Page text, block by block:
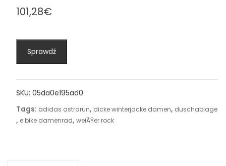
101,28€
Sprawdź
SKU: 05da0e195ad0
Tags: adidas astrarun, dicke winterjacke damen, duschablage
, e bike damenrad, weiÃŸer rock